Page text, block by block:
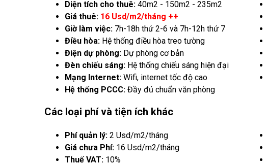
Diện tích cho thuê: 40m2 - 150m2 - 235m2
Giá thuê: 16 Usd/m2/tháng ++
Giờ làm việc: 7h-18h thứ 2-6 và 7h-12h thứ 7
Điều hòa: Hệ thống điều hòa treo tường
Điện dự phòng: Dự phòng cơ bản
Đèn chiếu sáng: Hệ thống chiếu sáng hiện đại
Mạng Internet: Wifi, internet tốc độ cao
Hệ thống PCCC: Đầy đủ chuẩn văn phòng
Các loại phí và tiện ích khác
Phí quản lý: 2 Usd/m2/tháng
Giá chưa Phí: 16 Usd/m2/tháng
Thuế VAT: 10%